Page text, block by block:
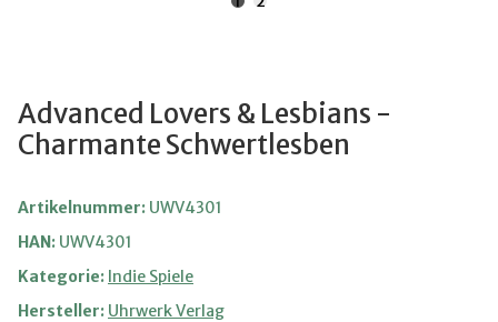
Advanced Lovers & Lesbians -
Charmante Schwertlesben
Artikelnummer: UWV4301
HAN: UWV4301
Kategorie: Indie Spiele
Hersteller: Uhrwerk Verlag